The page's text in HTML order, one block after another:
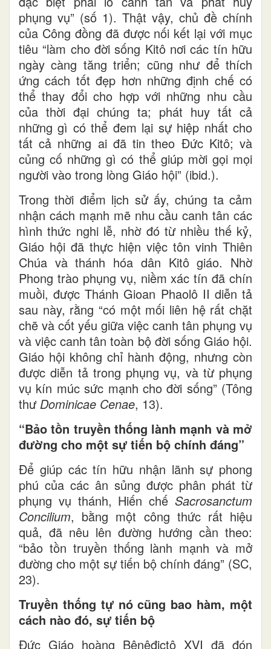
phụng vụ” (số 1). Thật vậy, chủ đề chính
của Công đồng đã được nối kết lại với mục
tiêu “làm cho đời sống Kitô nơi các tín hữu
ngày càng tăng triển; cũng như để thích
ứng cách tốt đẹp hơn những định chế có
thể thay đổi cho hợp với những nhu cầu
của thời đại chúng ta; phát huy tất cả
những gì có thể đem lại sự hiệp nhất cho
tất cả những ai đã tin theo Đức Kitô; và
củng cố những gì có thể giúp mời gọi mọi
người vào trong lòng Giáo hội” (ibid.).
Trong thời điểm lịch sử ấy, chúng ta cảm
nhận cách mạnh mẽ nhu cầu canh tân các
hình thức nghi lễ, nhờ đó từ nhiều thế kỷ,
Giáo hội đã thực hiện việc tôn vinh Thiên
Chúa và thánh hóa dân Kitô giáo. Nhờ
Phong trào phụng vụ, niềm xác tín đã chín
muồi, được Thánh Gioan Phaolô II diễn tả
sau này, rằng “có một mối liên hệ rất chặt
chẽ và cốt yếu giữa việc canh tân phụng vụ
và việc canh tân toàn bộ đời sống Giáo hội.
Giáo hội không chỉ hành động, nhưng còn
được diễn tả trong phụng vụ, và từ phụng
vụ kín múc sức mạnh cho đời sống” (Tông
thư Dominicae Cenae, 13).
“Bảo tồn truyền thống lành mạnh và mở
đường cho một sự tiến bộ chính đáng”
Để giúp các tín hữu nhận lãnh sự phong
phú của các ân sủng được phân phát từ
phụng vụ thánh, Hiến chế Sacrosanctum
Concilium, bằng một công thức rất hiệu
quả, đã nêu lên đường hướng cần theo:
“bảo tồn truyền thống lành mạnh và mở
đường cho một sự tiến bộ chính đáng” (SC,
23).
Truyền thống tự nó cũng bao hàm, một
cách nào đó, sự tiến bộ
Đức Giáo hoàng Bênêđictô XVI đã đón